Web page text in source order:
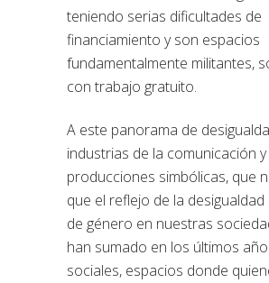
teniendo serias dificultades de
financiamiento y son espacios
fundamentalmente militantes,
con trabajo gratuito.
A este panorama de
industrias de la comunicación
producciones simbólicas, que
que el reflejo de la
de género en nuestras
han sumado en los últimos
sociales, espacios donde